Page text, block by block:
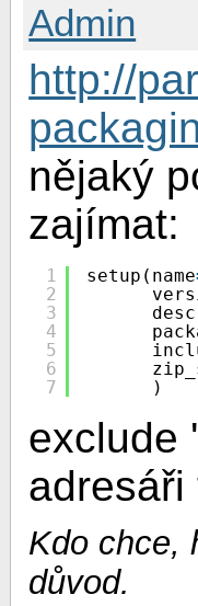
Admin
http://
nějaký
zajímat:
1
2
3
4
5
6
7
setup(name
)
exclude
adresáři
Kdo chce,
důvod.